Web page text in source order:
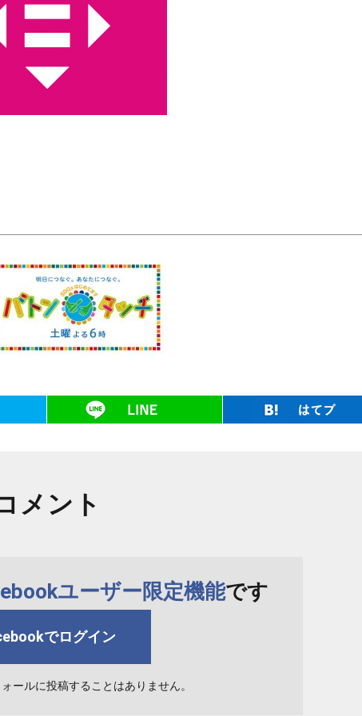
ツイート
メント
ユーザー限定機能です
でログイン
ールに投稿することはありません。